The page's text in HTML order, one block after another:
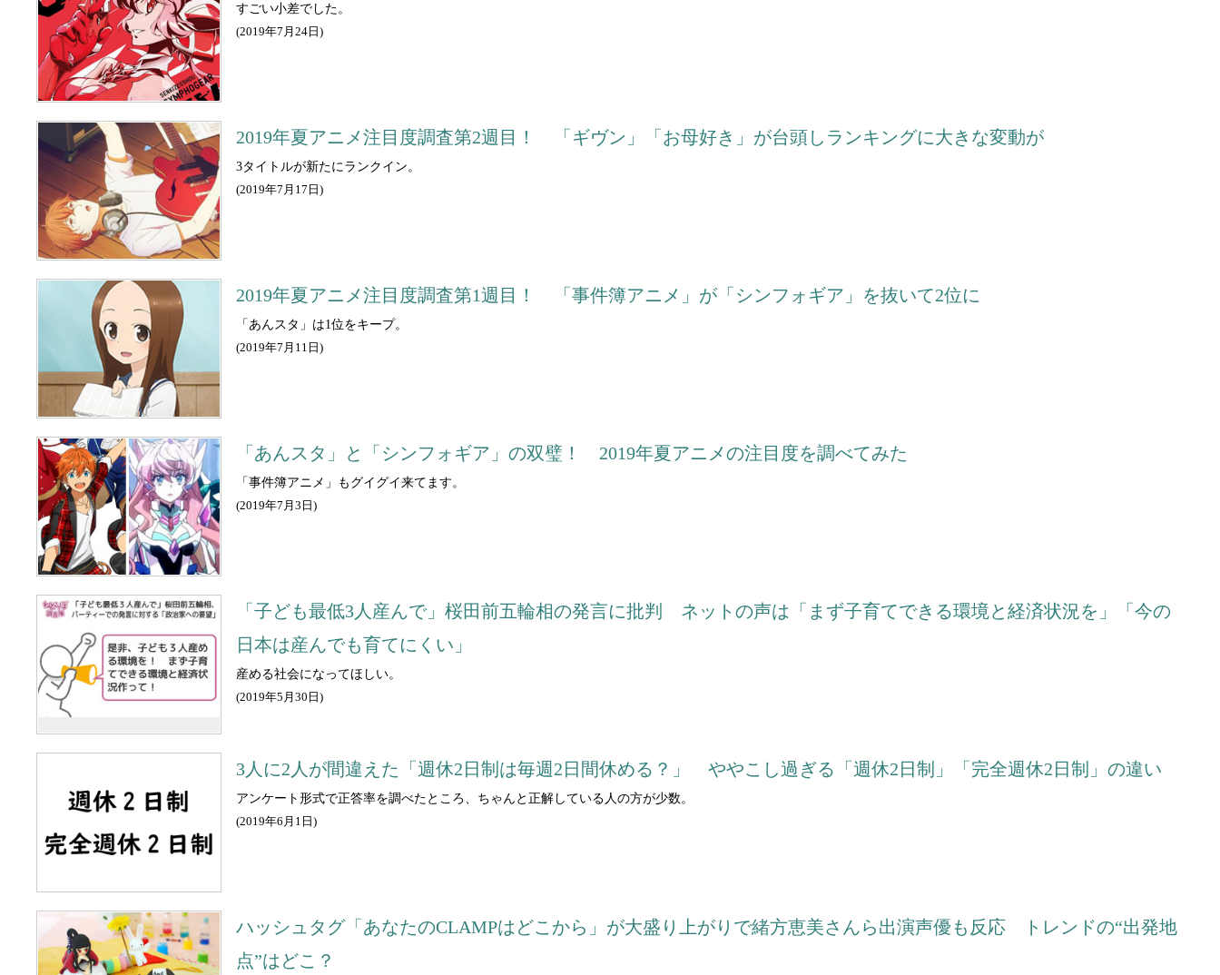
すごい小差でした。
(2019年7月24日 )
2019年夏アニメ注目度調査第2週目！ 「ギヴン」「お母好き」が台頭しランキングに大きな変動が
3タイトルが新たにランクイン。
(2019年7月17日 )
2019年夏アニメ注目度調査第1週目！ 「事件簿アニメ」が「シンフォギア」を抜いて2位に
「あんスタ」は1位をキープ。
(2019年7月11日 )
「あんスタ」と「シンフォギア」の双璧！ 2019年夏アニメの注目度を調べてみた
「事件簿アニメ」もグイグイ来てます。
(2019年7月3日 )
「子ども最低3人産んで」桜田前五輪相の発言に批判 ネットの声は「まず子育てできる環境と経済状況を」「今の
日本は産んでも育てにくい」
産める社会になってほしい。
(2019年5月30日 )
3人に2人が間違えた「週休2日制は毎週2日間休める？」 ややこし過ぎる「週休2日制」「完全週休2日制」の違い
アンケート形式で正答率を調べたところ、ちゃんと正解している人の方が少数。
(2019年6月1日 )
ハッシュタグ「あなたのCLAMPはどこから」が大盛り上がりで緒方恵美さんら出演声優も反応 トレンドの“出発地
点”はどこ？